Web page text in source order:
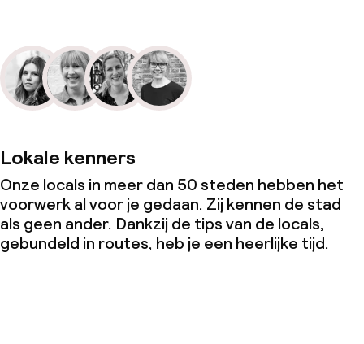
Lokale kenners
Onze locals in meer dan 50 steden hebben het
voorwerk al voor je gedaan. Zij kennen de stad
als geen ander. Dankzij de tips van de locals,
gebundeld in routes, heb je een heerlijke tijd.